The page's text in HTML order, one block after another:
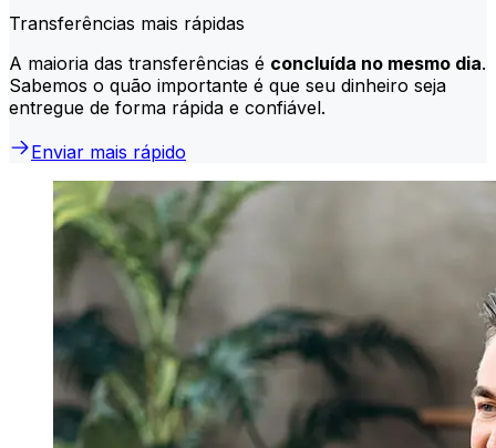
Transferências mais rápidas
A maioria das transferências é concluída no mesmo dia.
Sabemos o quão importante é que seu dinheiro seja
entregue de forma rápida e confiável.
Enviar mais rápido